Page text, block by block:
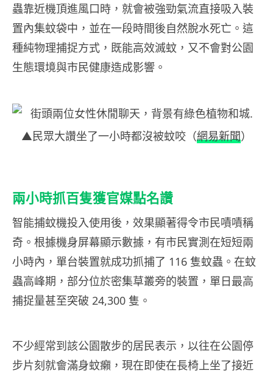
蟲靠近機頂進風口時，就會被強勁氣流直接吸入裝
置內集蚊袋中，並在一段時間後自然脫水死亡。這
種純物理捕捉方式，既能高效滅蚊，又不會對公園
生態環境與市民健康造成影響。
▲民眾大讚坐了一小時都沒被蚊咬（網易新聞）
兩小時抓百隻獲官媒點名讚
智能捕蚊機投入使用後，效果顯著得令市民嘖嘖稱
奇。根據機身屏幕顯示數據，有市民實測在短短兩
小時內，單台裝置就成功抓捕了 116 隻蚊蟲。在蚊
蟲高峰期，部分位於密集草叢旁的裝置，單日最高
捕捉量甚至突破 24,300 隻。
不少經常到該公園散步的居民表示，以往在公園停
步片刻就會滿身蚊癩，現在即使在長椅上坐了接近